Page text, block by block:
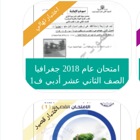
اختبار نهائي
امتحان عام 2018 جغرافيا
الصف الثاني عشر أدبي ف1
اختبار قصير